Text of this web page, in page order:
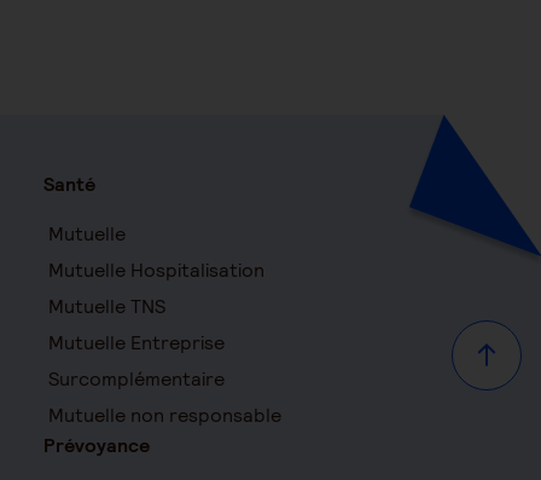
Haut
Santé
Mutuelle
Mutuelle Hospitalisation
Mutuelle TNS
Mutuelle Entreprise
Surcomplémentaire
Mutuelle non responsable
Prévoyance